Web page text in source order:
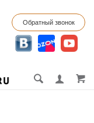
Обратный звонок